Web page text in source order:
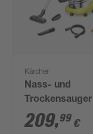
Kärcher
Nass- und
P S V-30/6/22/
209,99 €